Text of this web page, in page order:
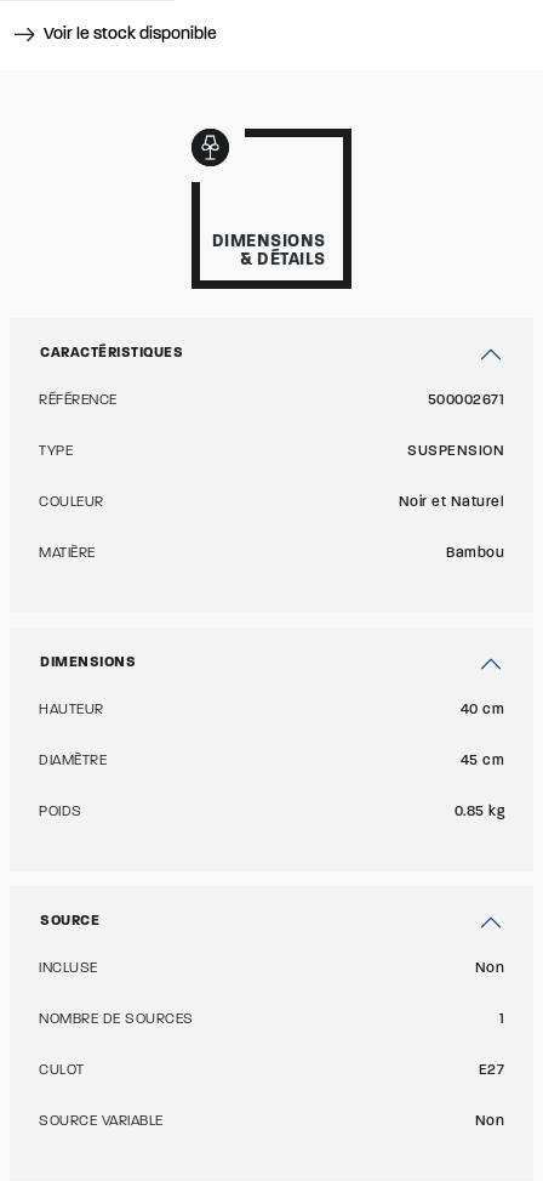
Voir le stock disponible
DIMENSIONS
& DÉTAILS
CARACTÉRISTIQUES
RÉFÉRENCE 500002671
TYPE SUSPENSION
COULEUR Noir et Naturel
MATIÈRE Bambou
DIMENSIONS
HAUTEUR 40 cm
DIAMÈTRE 45 cm
POIDS 0.85 kg
SOURCE
INCLUSE Non
NOMBRE DE SOURCES 1
CULOT E27
SOURCE VARIABLE Non